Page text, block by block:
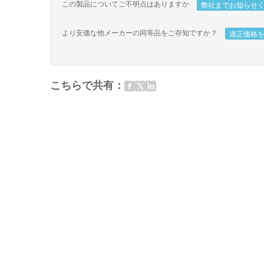
この製品についてご不明点はありますか 弊社までお知らせ
より安価な他メーカーの同等品をご存知ですか？ 適正価格
こちらで共有：